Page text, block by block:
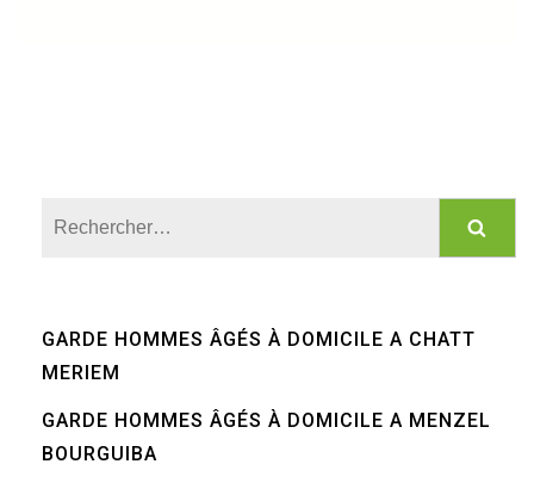
GARDE HOMMES ÂGÉS À DOMICILE A CHATT
MERIEM
GARDE HOMMES ÂGÉS À DOMICILE A MENZEL
BOURGUIBA